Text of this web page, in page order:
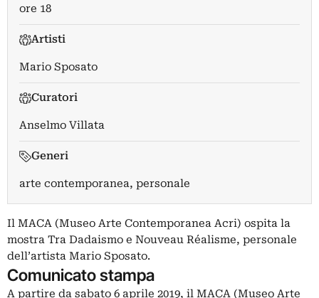
ore 18
Artisti
Mario Sposato
Curatori
Anselmo Villata
Generi
arte contemporanea, personale
Il MACA (Museo Arte Contemporanea Acri) ospita la
mostra Tra Dadaismo e Nouveau Réalisme, personale
dell’artista Mario Sposato.
Comunicato stampa
A partire da sabato 6 aprile 2019, il MACA (Museo Arte